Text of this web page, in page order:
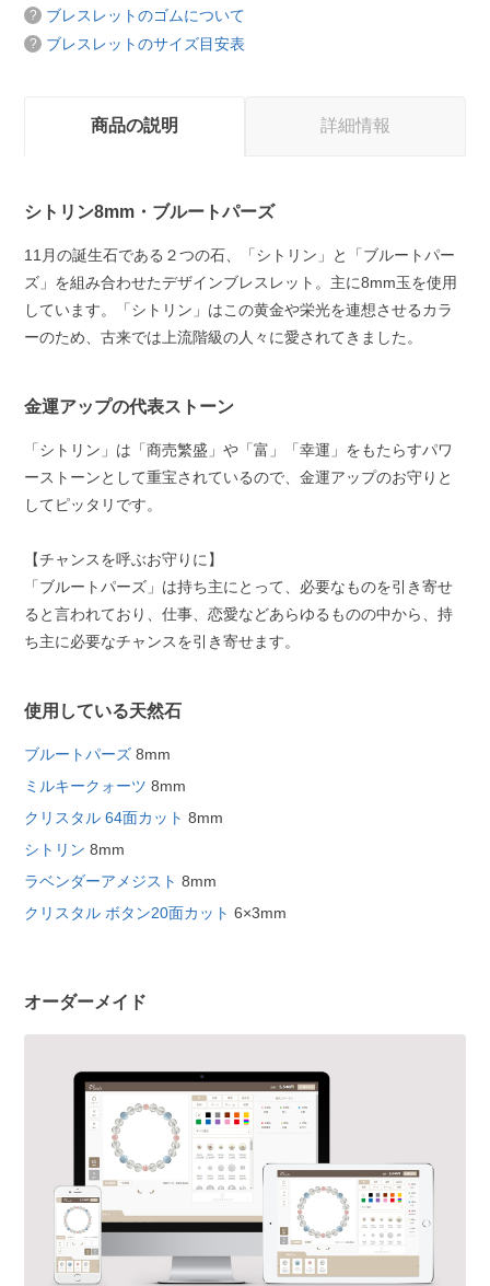
ブレスレットのゴムについて
ブレスレットのサイズ目安表
商品の説明 詳細情報
シトリン8mm・ブルートパーズ
11月の誕生石である２つの石、「シトリン」と「ブルートパー
ズ」を組み合わせたデザインブレスレット。主に8mm玉を使用
しています。「シトリン」はこの黄金や栄光を連想させるカラ
ーのため、古来では上流階級の人々に愛されてきました。
金運アップの代表ストーン
「シトリン」は「商売繁盛」や「富」「幸運」をもたらすパワ
ーストーンとして重宝されているので、金運アップのお守りと
してピッタリです。
【チャンスを呼ぶお守りに】
「ブルートパーズ」は持ち主にとって、必要なものを引き寄せ
ると言われており、仕事、恋愛などあらゆるものの中から、持
ち主に必要なチャンスを引き寄せます。
使用している天然石
ブルートパーズ 8mm
ミルキークォーツ 8mm
クリスタル 64面カット 8mm
シトリン 8mm
ラベンダーアメジスト 8mm
クリスタル ボタン20面カット 6×3mm
オーダーメイド